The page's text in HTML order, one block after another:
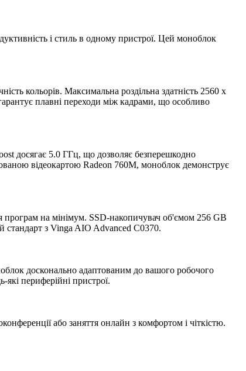
і стиль в одному пристрої. Цей моноблок
кольорів. Максимальна роздільна здатність 2560 x
плавні переходи між кадрами, що особливо
досягає 5.0 ГГц, що дозволяє безперешкодно
відеокартою Radeon 760M, моноблок демонструє
на мінімум. SSD-накопичувач об'ємом 256 GB
стандарт з Vinga AIO Advanced C0370.
досконально адаптованим до вашого робочого
периферійні пристрої.
або заняття онлайн з комфортом і чіткістю.